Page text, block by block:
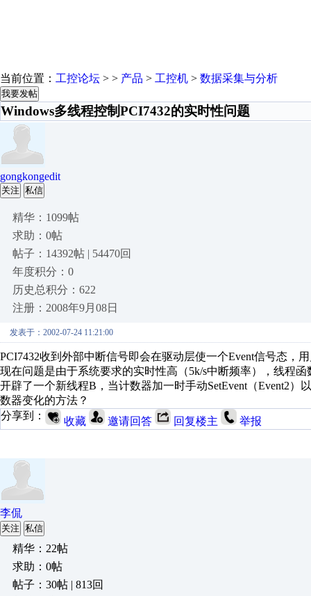
当前位置： 工控论坛 > > 产品 > 工控机 > 数据采集与分析
我要发帖
Windows多线程控制PCI7432的实时性问题
gongkongedit
关注 私信
精华：1099帖
求助：0帖
帖子：14392帖 | 54470回
年度积分：0
历史总积分：622
注册：2008年9月08日
发表于：2002-07-24 11:21:00
PCI7432收到外部中断信号即会在驱动层使一个Event信号态，
现在问题是由于系统要求的实时性高（5k/s中断频率），线程
开辟了一个新线程B，当计数器加一时手动SetEvent（Event2
数器变化的方法？
分享到：
收藏 邀请回答 回复楼主 举报
李侃
关注 私信
精华：22帖
求助：0帖
帖子：30帖 | 813回